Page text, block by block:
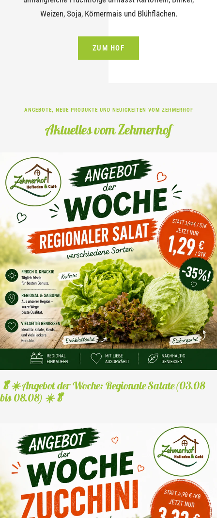
Weizen, Soja, Körnermais und Blühflächen.
ZUM HOF
ANGEBOTE, NEUE PRODUKTE UND NEUIGKEITEN VOM ZEHMERHOF
Aktuelles vom Zehmerhof
🥬☀️ Angebot der Woche: Regionale Salate (03.08
bis 08.08) ☀️🥬